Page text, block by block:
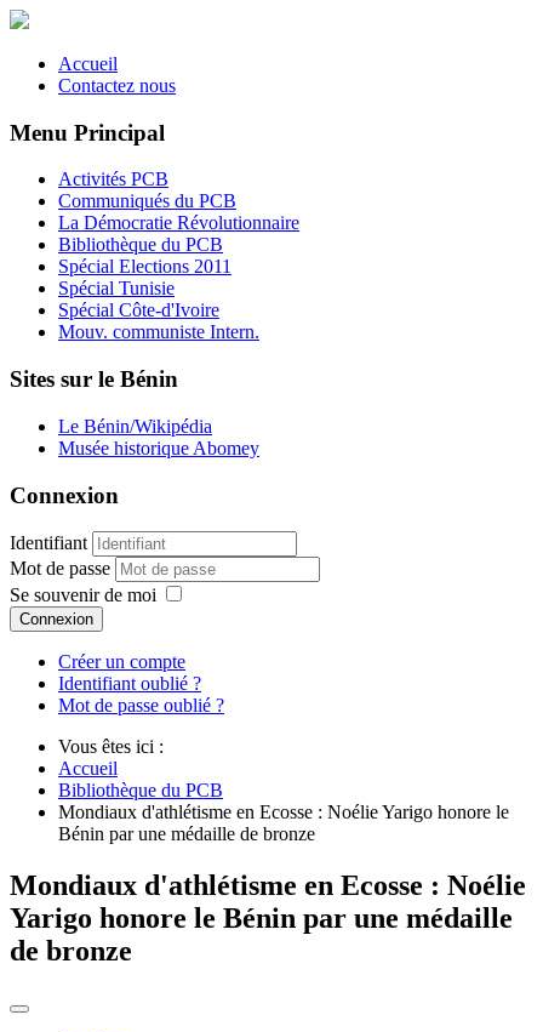
Accueil
Contactez nous
Menu Principal
Activités PCB
Communiqués du PCB
La Démocratie Révolutionnaire
Bibliothèque du PCB
Spécial Elections 2011
Spécial Tunisie
Spécial Côte-d'Ivoire
Mouv. communiste Intern.
Sites sur le Bénin
Le Bénin/Wikipédia
Musée historique Abomey
Connexion
Identifiant
Mot de passe
Se souvenir de moi
Connexion
Créer un compte
Identifiant oublié ?
Mot de passe oublié ?
Vous êtes ici :
Accueil
Bibliothèque du PCB
Mondiaux d'athlétisme en Ecosse : Noélie Yarigo honore le
Bénin par une médaille de bronze
Mondiaux d'athlétisme en Ecosse : Noélie
Yarigo honore le Bénin par une médaille
de bronze